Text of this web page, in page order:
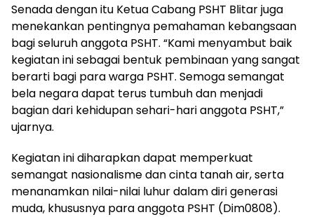
Senada dengan itu Ketua Cabang PSHT Blitar juga
menekankan pentingnya pemahaman kebangsaan
bagi seluruh anggota PSHT. “Kami menyambut baik
kegiatan ini sebagai bentuk pembinaan yang sangat
berarti bagi para warga PSHT. Semoga semangat
bela negara dapat terus tumbuh dan menjadi
bagian dari kehidupan sehari-hari anggota PSHT,”
ujarnya.
Kegiatan ini diharapkan dapat memperkuat
semangat nasionalisme dan cinta tanah air, serta
menanamkan nilai-nilai luhur dalam diri generasi
muda, khususnya para anggota PSHT (Dim0808).